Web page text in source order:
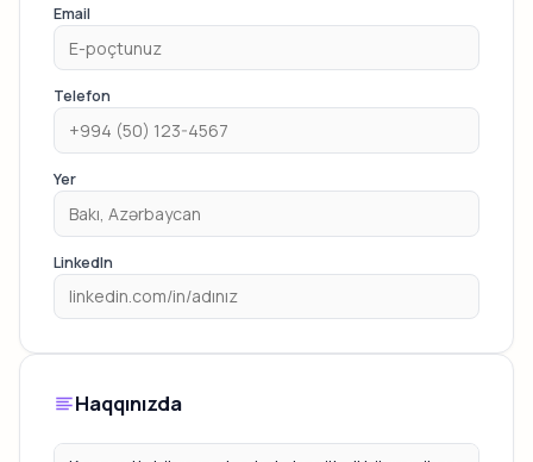
Email
Telefon
Yer
LinkedIn
Haqqınızda